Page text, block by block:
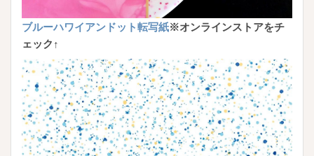
ブルーハワイアンドット転写紙※オンラインストアをチ
ェック↑